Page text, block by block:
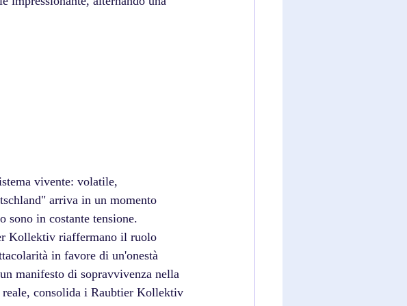
vivente: volatile,
arriva in un momento
sono in costante tensione.
Kollektiv riaffermano il ruolo
in favore di un'onestà
manifesto di sopravvivenza nella
consolida i Raubtier Kollektiv